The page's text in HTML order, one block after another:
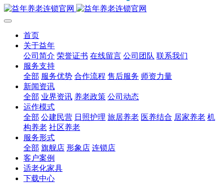
首页
关于益年
公司简介 荣誉证书 在线留言 公司团队 联系我们
服务支持
全部 服务优势 合作流程 售后服务 师资力量
新闻资讯
全部 业界资讯 养老政策 公司动态
运作模式
全部 公建民营 日照护理 旅居养老 医养结合 居家养老 机
构养老 社区养老
服务形式
全部 旗舰店 形象店 连锁店
客户案例
适老化家具
下载中心